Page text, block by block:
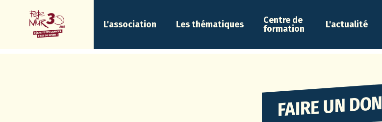
L'association Les thématiques
Centre de
formation
L'actualité
FAIRE UN DON